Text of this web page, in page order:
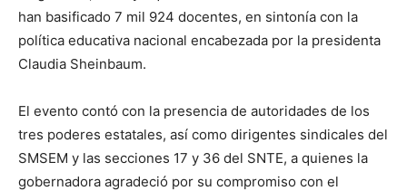
han basificado 7 mil 924 docentes, en sintonía con la
política educativa nacional encabezada por la presidenta
Claudia Sheinbaum.
El evento contó con la presencia de autoridades de los
tres poderes estatales, así como dirigentes sindicales del
SMSEM y las secciones 17 y 36 del SNTE, a quienes la
gobernadora agradeció por su compromiso con el